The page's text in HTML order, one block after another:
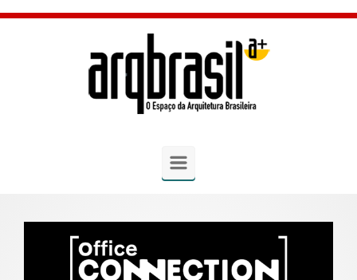
Skip to main content